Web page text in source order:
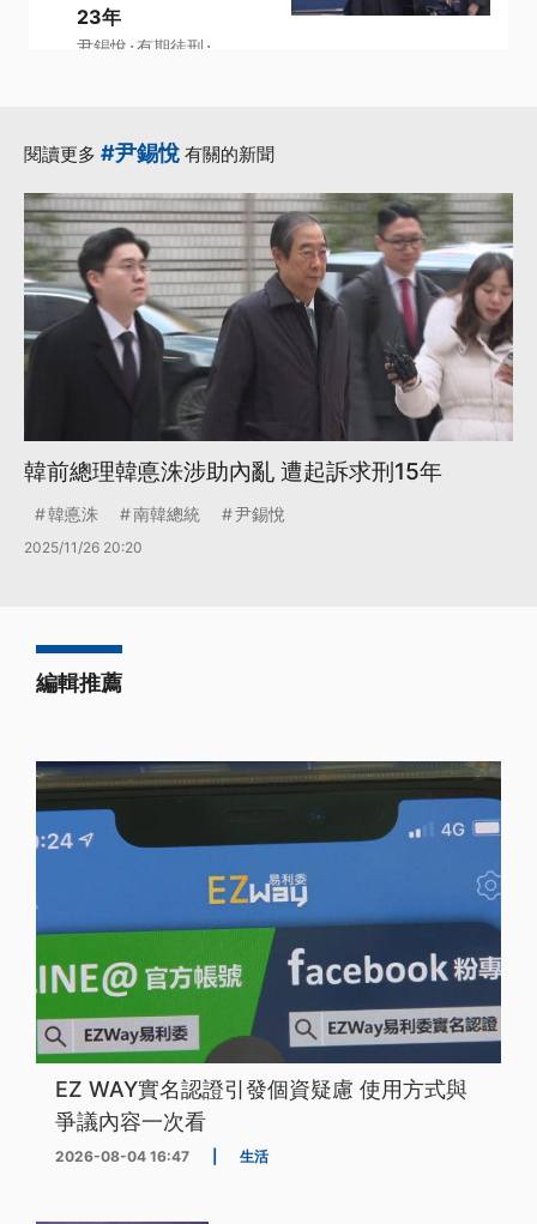
23年
尹錫悅 ·有期徒刑 ·
閱讀更多 #尹錫悅 有關的新聞
韓前總理韓悳洙涉助內亂 遭起訴求刑15年
韓悳洙 南韓總統 尹錫悅
2025/11/26 20:20
編輯推薦
EZ WAY實名認證引發個資疑慮 使用方式與
爭議內容一次看
2026-08-04 16:47 生活